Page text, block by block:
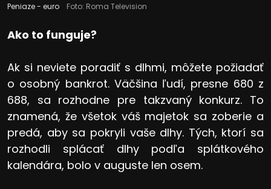
Peniaze - euro Foto: Roma Television
Ako to funguje?
Ak si neviete poradiť s dlhmi, môžete požiadať
o osobný bankrot. Väčšina ľudí, presne 680 z
688, sa rozhodne pre takzvaný konkurz. To
znamená, že všetok váš majetok sa zoberie a
predá, aby sa pokryli vaše dlhy. Tých, ktorí sa
rozhodli splácať dlhy podľa splátkového
kalendára, bolo v auguste len osem.